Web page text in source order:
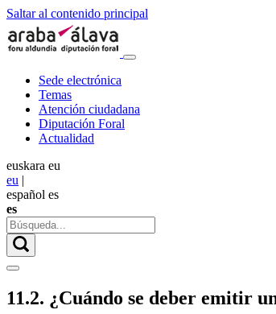
Saltar al contenido principal
Sede electrónica
Temas
Atención ciudadana
Diputación Foral
Actualidad
euskara eu
eu |
español es
es
11.2. ¿Cuándo se deber emitir